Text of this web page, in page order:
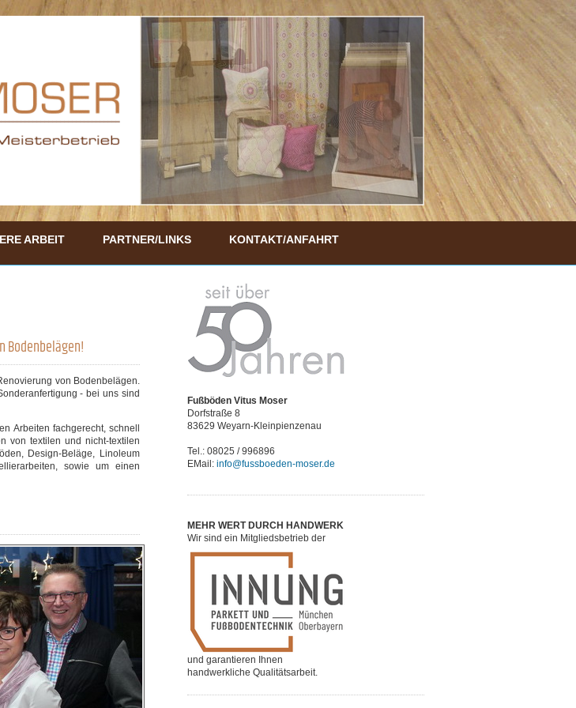
ARBEIT PARTNER/LINKS KONTAKT/ANFAHRT
Bodenbelägen!
von Bodenbelägen.
- bei uns sind
Arbeiten fachgerecht, schnell
von textilen und nicht-textilen
Design-Beläge, Linoleum
sowie um einen
Fußböden Vitus Moser
Dorfstraße 8
83629 Weyarn-Kleinpienzenau
Tel.: 08025 / 996896
EMail: info@fussboeden-moser.de
MEHR WERT DURCH HANDWERK
Wir sind ein Mitgliedsbetrieb der
und garantieren Ihnen
handwerkliche Qualitätsarbeit.